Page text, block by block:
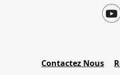
Contactez Nous